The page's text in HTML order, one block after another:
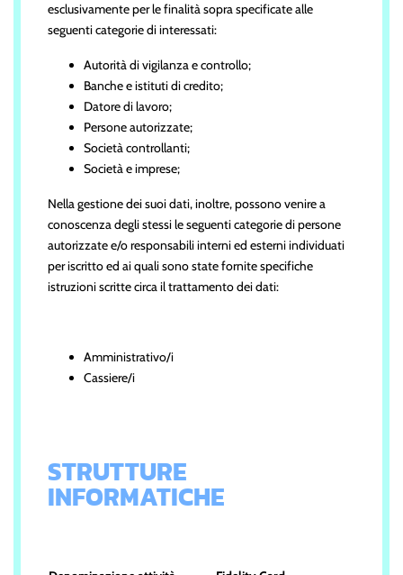
esclusivamente per le finalità sopra specificate alle
seguenti categorie di interessati:
Autorità di vigilanza e controllo;
Banche e istituti di credito;
Datore di lavoro;
Persone autorizzate;
Società controllanti;
Società e imprese;
Nella gestione dei suoi dati, inoltre, possono venire a
conoscenza degli stessi le seguenti categorie di persone
autorizzate e/o responsabili interni ed esterni individuati
per iscritto ed ai quali sono state fornite specifiche
istruzioni scritte circa il trattamento dei dati:
Amministrativo/i
Cassiere/i
STRUTTURE
INFORMATICHE